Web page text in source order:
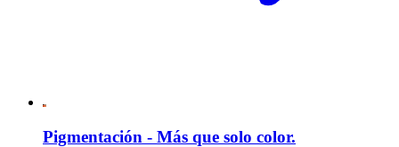
Pigmentación - Más que solo color.